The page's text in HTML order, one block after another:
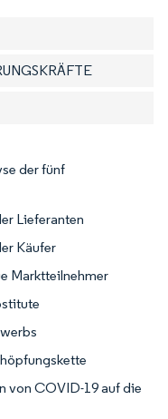
der fünf
Lieferanten
Käufer
Marktteilnehmer
von COVID-19 auf die